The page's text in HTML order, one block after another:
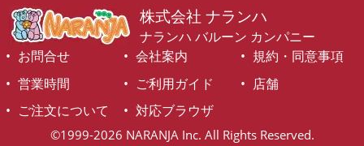
株式会社 ナランハ
ナランハ バルーン カンパニー
お問合せ
会社案内
規約・同意事項
営業時間
ご利用ガイド
店舗
ご注文について
対応ブラウザ
©1999-2026 NARANJA Inc. All Rights Reserved.